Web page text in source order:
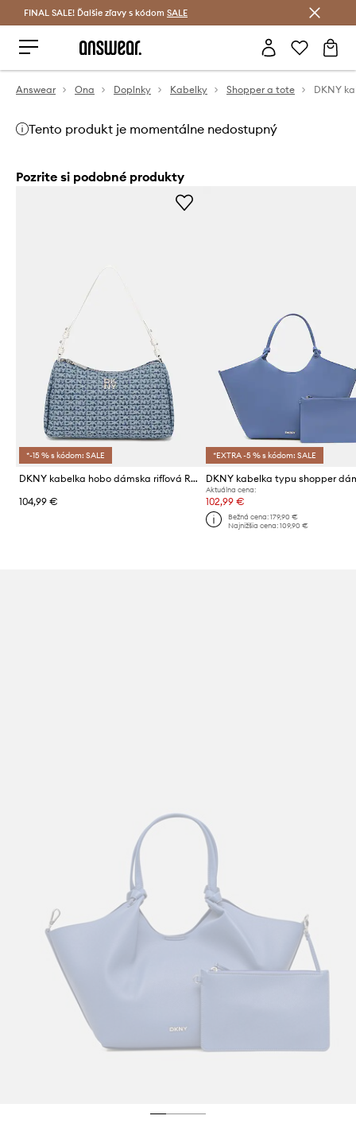
Šetrite s Answear Club >
FINAL SALE! Ďalšie zľavy s kódom SALE
Answear Ona Doplnky Kabelky Shopper a tote
Tento produkt je momentálne nedostupný
Pozrite si podobné produkty
*-15 % s kódom: SALE
DKNY kabelka hobo dámska rifľová REMY
104,99 €
*EXTRA -5 % s kódom: SALE
Aktuálna cena:
102,99 €
Bežná cena: 179,90 €
Najnižšia cena: 109,90 €